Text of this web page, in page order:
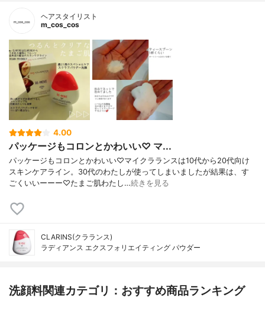
ヘアスタイリスト
m_cos_cos
4.00
パッケージもコロンとかわいい♡ マ...
パッケージもコロンとかわいい♡マイクラランスは10代から20代向け
スキンケアライン。30代のわたしが使ってしまいましたが結果は、す
ごくいいーーー♡たまご肌わたし…続きを見る
CLARINS(クラランス)
ラディアンス エクスフォリエイティング パウダー
洗顔料関連カテゴリ：おすすめ商品ランキング